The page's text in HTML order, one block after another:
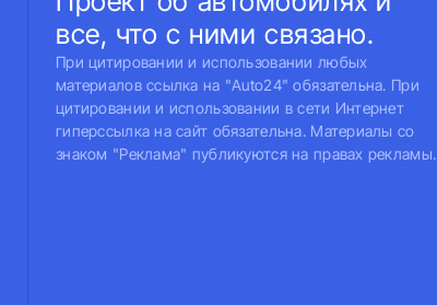
все, что с ними связано.
При цитировании и использовании любых
материалов ссылка на "Auto24" обязательна. При
цитировании и использовании в сети Интернет
гиперссылка на сайт обязательна. Материалы со
знаком "Реклама" публикуются на правах рекламы.